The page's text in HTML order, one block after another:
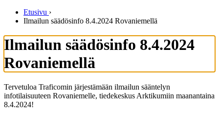
Etusivu ›
Ilmailun säädösinfo 8.4.2024 Rovaniemellä
Ilmailun säädösinfo 8.4.2024
Rovaniemellä
Tervetuloa Traficomin järjestämään ilmailun sääntelyn
infotilaisuuteen Rovaniemelle, tiedekeskus Arktikumiin maanantaina
8.4.2024!